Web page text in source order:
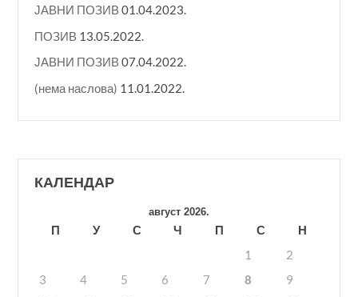
ЈАВНИ ПОЗИВ 01.04.2023.
ПОЗИВ 13.05.2022.
ЈАВНИ ПОЗИВ 07.04.2022.
(нема наслова) 11.01.2022.
КАЛЕНДАР
август 2026.
П У С Ч П С
Н
1
2
3
4 5 6 7 8
9